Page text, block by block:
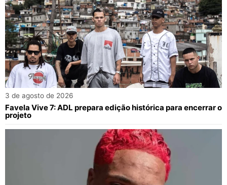
3 de agosto de 2026
Favela Vive 7: ADL prepara edição histórica para encerrar o
projeto